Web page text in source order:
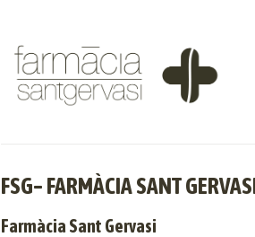
FSG– FARMÀCIA SANT
Farmàcia Sant Gervasi